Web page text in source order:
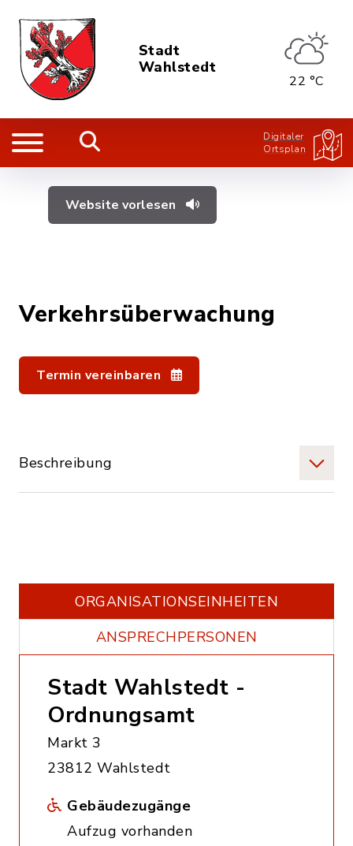
Stadt
Wahlstedt
22 °C
Digitaler
Ortsplan
Website vorlesen
Verkehrsüberwachung
Termin vereinbaren
Beschreibung
ORGANISATIONS­EINHEITEN
ANSPRECHPERSONEN
Stadt Wahlstedt -
Ordnungsamt
Markt 3
23812 Wahlstedt
Gebäudezugänge
Aufzug vorhanden